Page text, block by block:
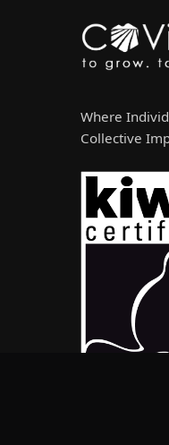
Where
Collective